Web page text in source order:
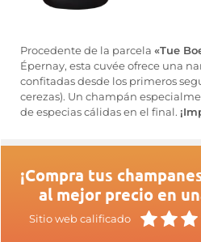
Procedente de la parcela «Tue
Épernay, esta cuvée ofrece una
confitadas desde los primeros
cerezas). Un champán
de especias cálidas en el final.
¡Compra tus
al mejor precio en
Sitio web calificado